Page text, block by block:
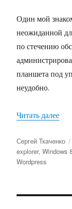
Один мой
неожиданной
по стечению
планшета под
неудобно.
Читать далее
Автор
Сергей Ткаченко
explorer,Windows
Wordpress